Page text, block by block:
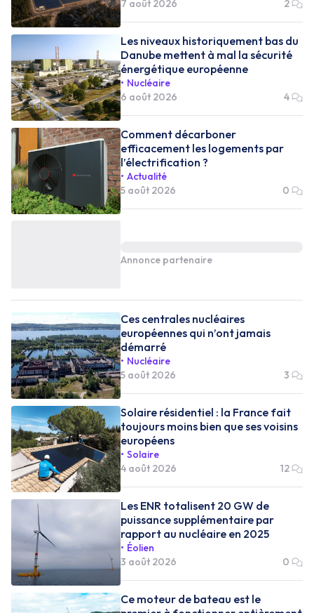
7 août 2026
2
Les niveaux historiquement bas du
Danube mettent à mal la sécurité
énergétique européenne
Nucléaire
6 août 2026
4
Comment décarboner
efficacement les logements par
l’électrification ?
Actualité
5 août 2026
0
Annonce partenaire
Ces centrales nucléaires
européennes qui n’ont jamais
démarré
Nucléaire
5 août 2026
3
Solaire résidentiel : la France fait
toujours moins bien que ses voisins
européens
Solaire
4 août 2026
12
Les ENR totalisent 20 GW de
puissance supplémentaire par
rapport au nucléaire en 2025
Éolien
3 août 2026
0
Ce moteur de bateau est le